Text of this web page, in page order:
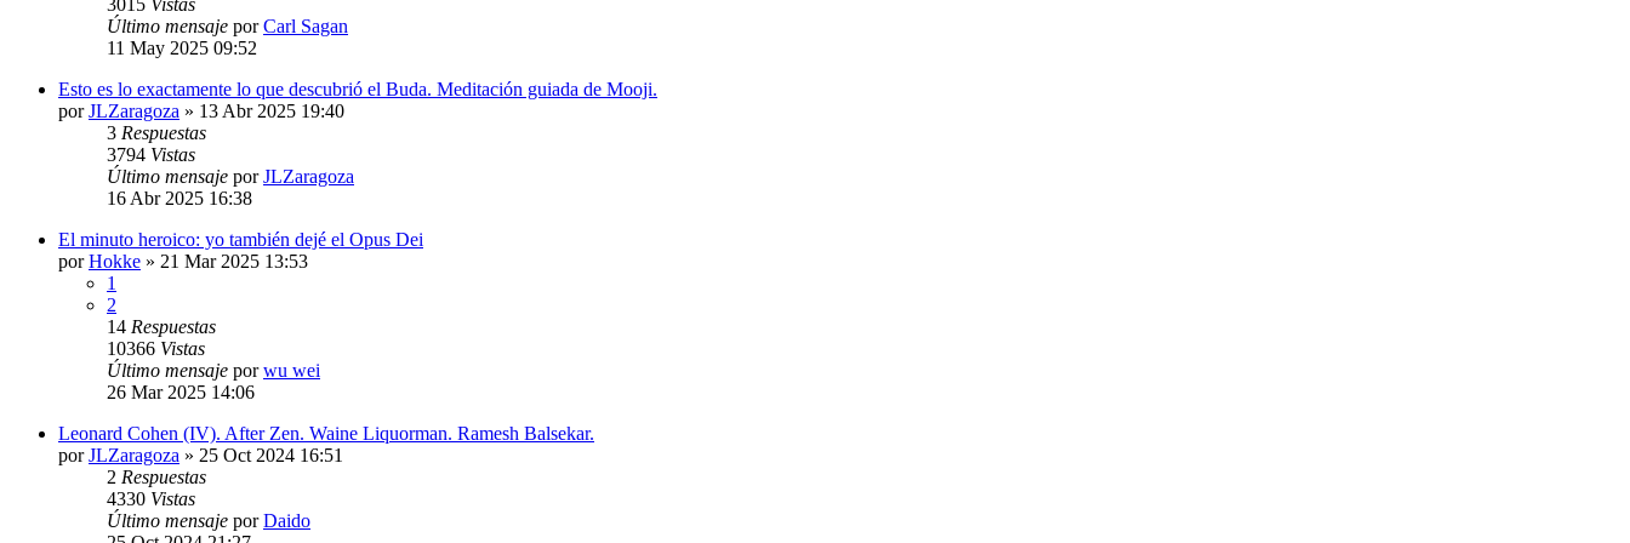
Último mensaje porCarl Sagan
11 May 2025 09:52
Esto es lo exactamente lo que descubrió el Buda. Meditación guiada de Mooji.
porJLZaragoza » 13 Abr 2025 19:40
3 Respuestas
3794 Vistas
Último mensaje porJLZaragoza
16 Abr 2025 16:38
El minuto heroico: yo también dejé el Opus Dei
porHokke » 21 Mar 2025 13:53
1
2
14 Respuestas
10366 Vistas
Último mensaje porwu wei
26 Mar 2025 14:06
Leonard Cohen (IV). After Zen. Waine Liquorman. Ramesh Balsekar.
porJLZaragoza » 25 Oct 2024 16:51
2 Respuestas
4330 Vistas
Último mensaje porDaido